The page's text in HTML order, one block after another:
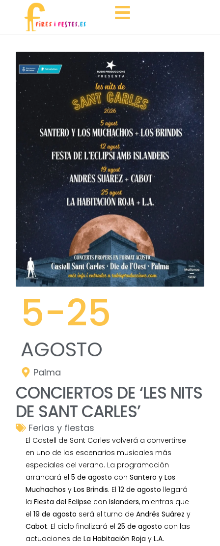
5-25
AGOSTO
Palma
CONCIERTOS DE ‘LES NITS
DE SANT CARLES’
Ferias y fiestas
El Castell de Sant Carles volverá a convertirse
en uno de los escenarios musicales más
especiales del verano. La programación
arrancará el5 de agosto conSantero y Los
Muchachos yLos Brindis. El12 de agosto llegará
laFiesta del Eclipse conIslanders, mientras que
el19 de agosto será el turno deAndrés Suárez y
Cabot. El ciclo finalizará el25 de agosto con las
actuaciones deLa Habitación Roja yL.A.